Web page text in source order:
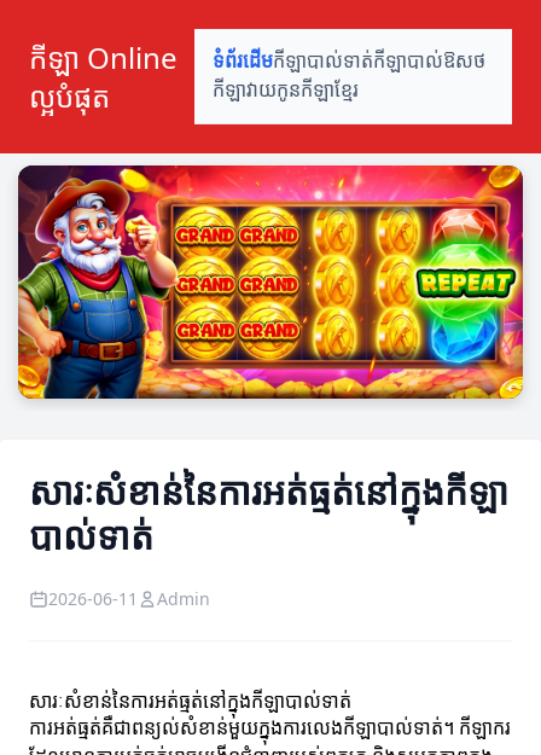
កីឡា Online
ល្អបំផុត
ទំព័រដើមកីឡាបាល់ទាត់កីឡាបាល់ឱសថ
កីឡាវាយកូនកីឡាខ្មែរ
សារៈសំខាន់នៃការអត់ធ្មត់នៅក្នុងកីឡា
បាល់ទាត់
2026-06-11 Admin
សារៈសំខាន់នៃការអត់ធ្មត់នៅក្នុងកីឡាបាល់ទាត់
ការអត់ធ្មត់គឺជាពន្យល់សំខាន់មួយក្នុងការលេងកីឡាបាល់ទាត់។ កីឡាករ